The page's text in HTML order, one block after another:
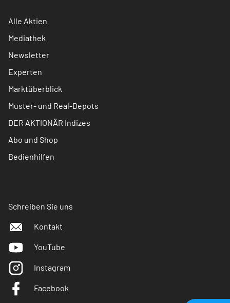
Alle Aktien
Mediathek
Newsletter
Experten
Marktüberblick
Muster- und Real-Depots
DER AKTIONÄR Indizes
Abo und Shop
Bedienhilfen
Schreiben Sie uns
Kontakt
YouTube
Instagram
Facebook